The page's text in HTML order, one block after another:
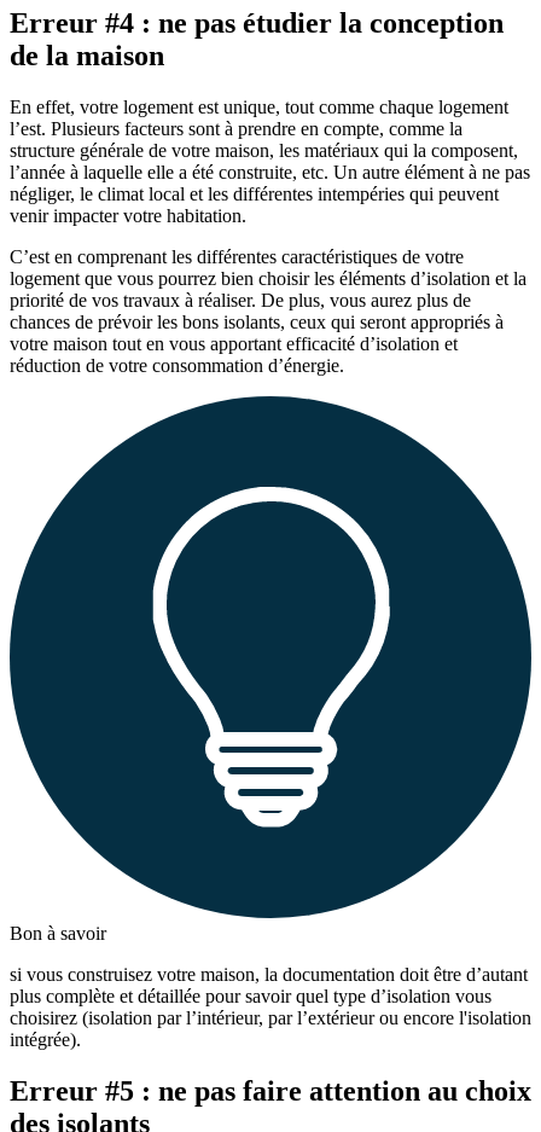
Erreur #4 : ne pas étudier la conception
de la maison
En effet, votre logement est unique, tout comme chaque logement
l’est. Plusieurs facteurs sont à prendre en compte, comme la
structure générale de votre maison, les matériaux qui la composent,
l’année à laquelle elle a été construite, etc. Un autre élément à ne pas
négliger, le climat local et les différentes intempéries qui peuvent
venir impacter votre habitation.
C’est en comprenant les différentes caractéristiques de votre
logement que vous pourrez bien choisir les éléments d’isolation et la
priorité de vos travaux à réaliser. De plus, vous aurez plus de
chances de prévoir les bons isolants, ceux qui seront appropriés à
votre maison tout en vous apportant efficacité d’isolation et
réduction de votre consommation d’énergie.
Bon à savoir
si vous construisez votre maison, la documentation doit être d’autant
plus complète et détaillée pour savoir quel type d’isolation vous
choisirez (isolation par l’intérieur, par l’extérieur ou encore l'isolation
intégrée).
Erreur #5 : ne pas faire attention au choix
des isolants